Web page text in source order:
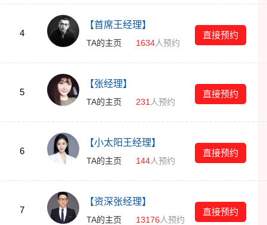
4
【首席王经理】
TA的主页 1634人预约
直接预约
5
【张经理】
TA的主页 231 人预约
直接预约
6
【小太阳王经理】
TA的主页 144人预约
直接预约
7
【资深张经理】
TA的主页 13176 人预约
直接预约